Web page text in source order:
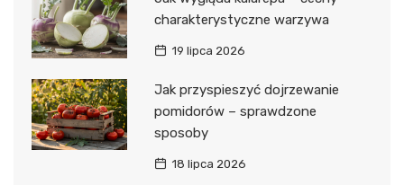
charakterystyczne warzywa
19 lipca 2026
Jak przyspieszyć dojrzewanie
pomidorów – sprawdzone
sposoby
18 lipca 2026